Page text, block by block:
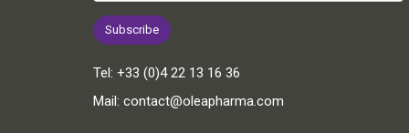
Tel: +33 (0)4 22 13 16 36
Mail: contact@oleapharma.com